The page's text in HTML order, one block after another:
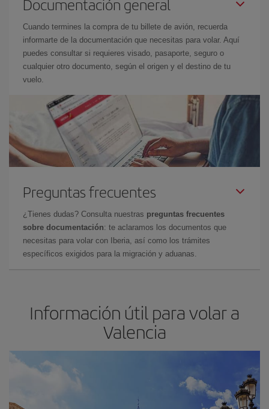
Documentación general
Cuando termines la compra de tu billete de avión, recuerda
informarte de la documentación que necesitas para volar. Aquí
puedes consultar si requieres visado, pasaporte, seguro o
cualquier otro documento, según el origen y el destino de tu
vuelo.
Preguntas frecuentes
¿Tienes dudas? Consulta nuestras preguntas frecuentes
sobre documentación: te aclaramos los documentos que
necesitas para volar con Iberia, así como los trámites
específicos exigidos para la migración y aduanas.
Información útil para volar a
Valencia